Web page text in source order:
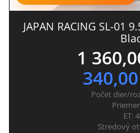
JAPAN RACING SL-01
1
Počet dier/
ET:
Stredový